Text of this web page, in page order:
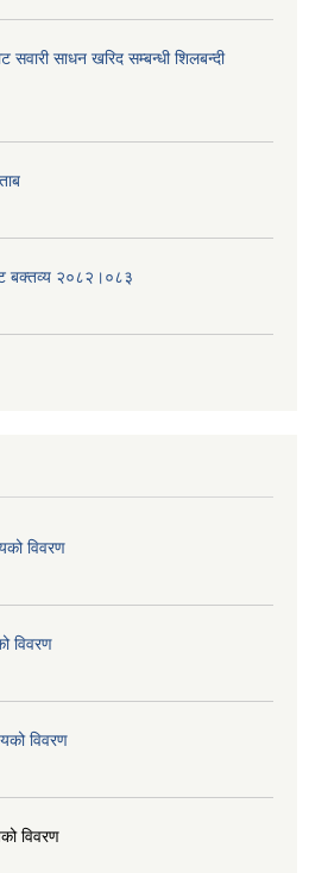
सवारी साधन खरिद सम्बन्धी शिलबन्दी
बक्तव्य २०८२।०८३
विवरण
विवरण
विवरण
विवरण